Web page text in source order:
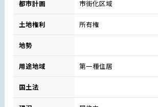
都市計画 市街化区域
土地権利 所有権
地勢
用途地域 第一種住居
国土法